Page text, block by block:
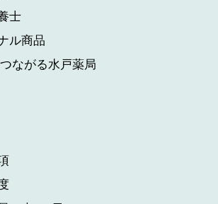
士
ル商品
ながる水戸薬局